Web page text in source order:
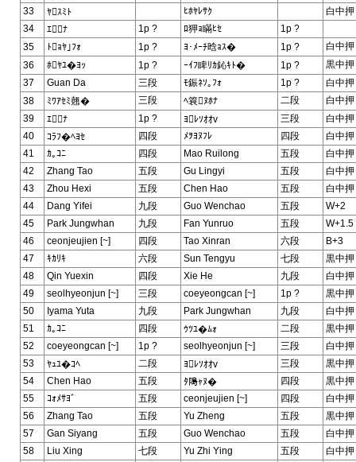
33
ﾔｽﾐﾄ ﾋﾎﾔﾚｻｸ
白中
34
ｴﾅ 1p ? ﾛ狎ｮ瞞ﾋｾ
1p ?
35
ﾄｮﾔ｣ﾌｫ 1p ? ﾖ･ﾒｰﾁ晗ｮｽ� 1p ?
白中
36
ﾎﾔﾕ�ﾖｯ 1p ? ｰｲﾌ睥ﾘｶ鈊ｷﾄ� 1p ?
黒中
37
Guan Da 三段 ﾓ鋠ﾈｿ｡ﾌｫ 1p ?
白中
38
ﾐﾜｱｾﾐ翹� 三段 ﾍ簔ﾇﾎﾅ 二段
白中
39
ｴﾅ 1p ? ﾖﾚｿｵｵv 三段
白中
40
ｺﾗﾌ�ﾍﾖｾ 四段 ﾒｦﾖﾇﾌﾚ 四段
白中
41
ｶ｡ｺﾆ 四段 Mao Ruilong 五段
白中
42
Zhang Tao 五段 Gu Lingyi 五段
白中
43
Zhou Hexi 五段 Chen Hao 五段
白中
44
Dang Yifei 九段 Guo Wenchao 五段
W+2
45
Park Jungwhan 九段 Fan Yunruo 五段
W+1.5
46
ceonjeujien [~] 四段 Tao Xinran 六段
B+3
47
ｷｶﾘｷ 六段 Sun Tengyu 七段
黒中
48
Qin Yuexin 四段 Xie He 九段
白中
49
seolhyeonjun [~] 三段 coeyeongcan [~] 1p ?
黒中
50
Iyama Yuta 九段 Park Jungwhan 九段
白中
51
ｶ｡ｺﾆ 四段 ｳﾂﾕ�ﾑｫ 二段
黒中
52
coeyeongcan [~] 1p ? seolhyeonjun [~] 三段
白中
53
ﾔｭﾕ�ｺﾍ 二段 ﾖﾚｿｵｵv 三段
黒中
54
Chen Hao 五段 ﾀ﨩ｬﾇ� 四段
黒中
55
ｺｫﾒｻﾖﾞ 五段 ceonjeujien [~] 四段
白中
56
Zhang Tao 五段 Yu Zheng 五段
黒中
57
Gan Siyang 五段 Guo Wenchao 五段
白中
58
Liu Xing 七段 Yu Zhi Ying 五段
白中